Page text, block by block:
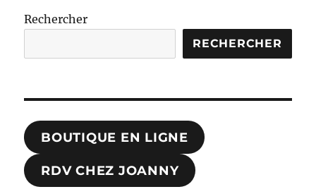
Rechercher
RECHERCHER
BOUTIQUE EN LIGNE
RDV CHEZ JOANNY